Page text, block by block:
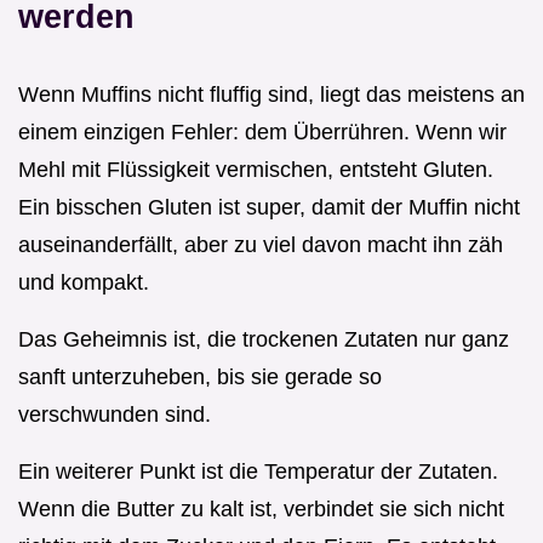
werden
Wenn Muffins nicht fluffig sind, liegt das meistens an
einem einzigen Fehler: dem Überrühren. Wenn wir
Mehl mit Flüssigkeit vermischen, entsteht Gluten.
Ein bisschen Gluten ist super, damit der Muffin nicht
auseinanderfällt, aber zu viel davon macht ihn zäh
und kompakt.
Das Geheimnis ist, die trockenen Zutaten nur ganz
sanft unterzuheben, bis sie gerade so
verschwunden sind.
Ein weiterer Punkt ist die Temperatur der Zutaten.
Wenn die Butter zu kalt ist, verbindet sie sich nicht